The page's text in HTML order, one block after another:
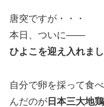
唐突ですが・・・
本日、ついに――
ひよこを迎え入れまし
自分で卵を採って食
んだのが 日本三大地